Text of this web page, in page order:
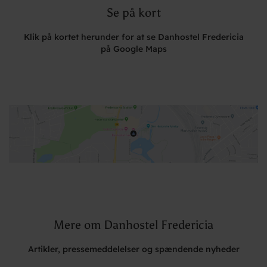
Se på kort
Klik på kortet herunder for at se Danhostel Fredericia
på Google Maps
Mere om Danhostel Fredericia
Artikler, pressemeddelelser og spændende nyheder